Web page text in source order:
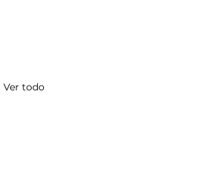
Ver todo